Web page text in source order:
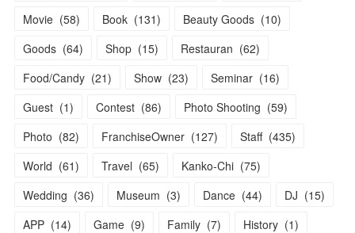
Movie (58) Book (131) Beauty Goods (10)
Goods (64) Shop (15) Restauran (62)
Food/Candy (21) Show (23) Seminar (16)
Guest (1) Contest (86) Photo Shooting (59)
Photo (82) FranchiseOwner (127) Staff (435)
World (61) Travel (65) Kanko-Chi (75)
Wedding (36) Museum (3) Dance (44) DJ (15)
APP (14) Game (9) Family (7) History (1)